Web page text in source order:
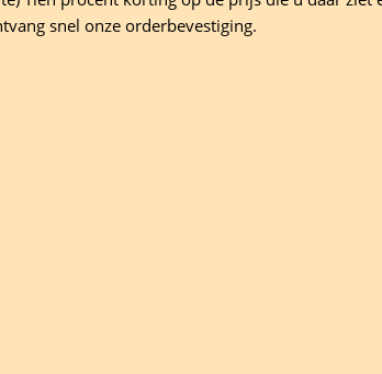
snel onze orderbevestiging.